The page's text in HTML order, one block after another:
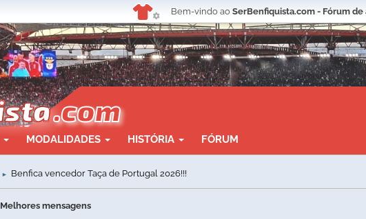
Bem-vindo ao SerBenfiquista.com - Fórum
MODALIDADES HISTÓRIA FÓRUM
► Benfica vencedor Taça de Portugal 2026!!!
Melhores mensagens